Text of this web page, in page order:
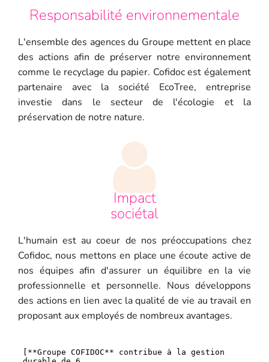
Responsabilité environnementale
L'ensemble des agences du Groupe mettent en place
des actions afin de préserver notre environnement
comme le recyclage du papier. Cofidoc est également
partenaire avec la société EcoTree, entreprise
investie dans le secteur de l'écologie et la
préservation de notre nature.
Impact
sociétal
L'humain est au coeur de nos préoccupations chez
Cofidoc, nous mettons en place une écoute active de
nos équipes afin d'assurer un équilibre en la vie
professionnelle et personnelle. Nous développons
des actions en lien avec la qualité de vie au travail en
proposant aux employés de nombreux avantages.